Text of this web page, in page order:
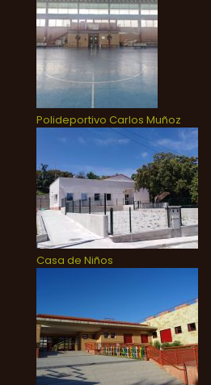
Polideportivo Carlos Muñoz
Casa de Niños